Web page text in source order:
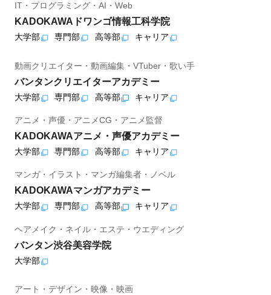
IT・プログラミング・AI・Web
KADOKAWAドワンゴ情報工科学院
大学部 専門部 高等部 キャリア
動画クリエイター・動画編集・VTuber・歌い手
バンタンクリエイターアカデミー
大学部 専門部 高等部 キャリア
アニメ・声優・アニメCG・アニメ監督
KADOKAWAアニメ・声優アカデミー
大学部 専門部 高等部 キャリア
マンガ・イラスト・マンガ編集者・ノベル
KADOKAWAマンガアカデミー
大学部 専門部 高等部 キャリア
ヘアメイク・ネイル・エステ・ウエディング
バンタン渋谷美容学院
大学部
アート・デザイン・映像・映画